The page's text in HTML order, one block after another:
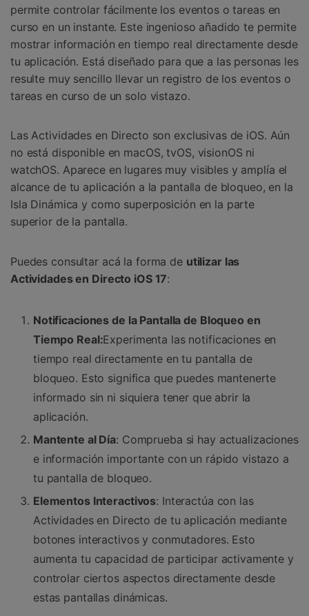
permite controlar fácilmente los eventos o tareas en
curso en un instante. Este ingenioso añadido te permite
mostrar información en tiempo real directamente desde
tu aplicación. Está diseñado para que a las personas les
resulte muy sencillo llevar un registro de los eventos o
tareas en curso de un solo vistazo.
Las Actividades en Directo son exclusivas de iOS. Aún
no está disponible en macOS, tvOS, visionOS ni
watchOS. Aparece en lugares muy visibles y amplía el
alcance de tu aplicación a la pantalla de bloqueo, en la
Isla Dinámica y como superposición en la parte
superior de la pantalla.
Puedes consultar acá la forma de utilizar las
Actividades en Directo iOS 17:
Notificaciones de la Pantalla de Bloqueo en
Tiempo Real:Experimenta las notificaciones en
tiempo real directamente en tu pantalla de
bloqueo. Esto significa que puedes mantenerte
informado sin ni siquiera tener que abrir la
aplicación.
Mantente al Día: Comprueba si hay actualizaciones
e información importante con un rápido vistazo a
tu pantalla de bloqueo.
Elementos Interactivos: Interactúa con las
Actividades en Directo de tu aplicación mediante
botones interactivos y conmutadores. Esto
aumenta tu capacidad de participar activamente y
controlar ciertos aspectos directamente desde
estas pantallas dinámicas.